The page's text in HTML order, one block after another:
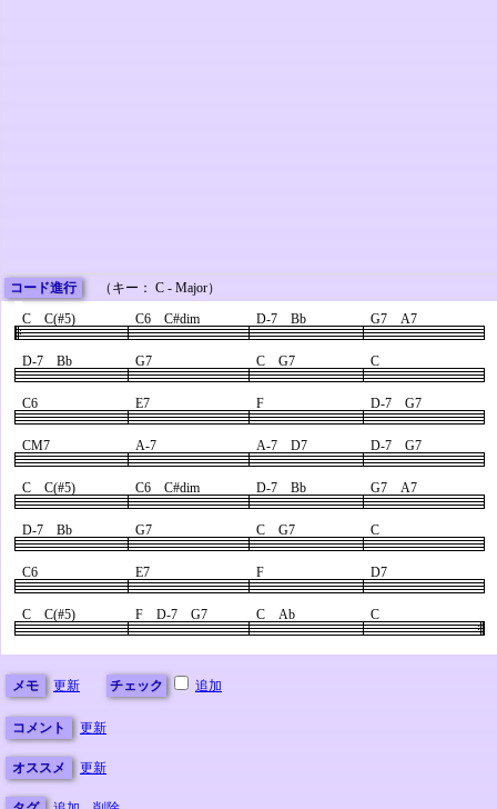
コード進行
（キー： C - Major）
C C(#5)
C6 C#dim D-7 Bb G7 A7
D-7 Bb G7 C G7 C
C6 E7 F D-7 G7
CM7 A-7 A-7 D7 D-7 G7
C C(#5) C6 C#dim D-7 Bb G7 A7
D-7 Bb G7 C G7 C
C6 E7 F D7
C C(#5) F D-7 G7 C Ab C
メモ 更新 チェック 追加
コメント 更新
オススメ 更新